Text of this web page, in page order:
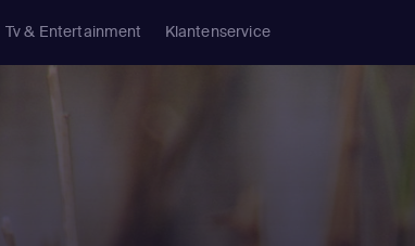
Tv & Entertainment Klantenservice